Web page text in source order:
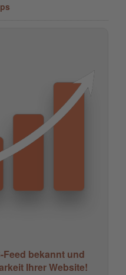
Feed bekannt und
Ihrer Website!